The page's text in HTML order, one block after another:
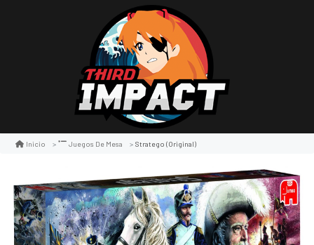
Inicio Juegos De Mesa Stratego (original)